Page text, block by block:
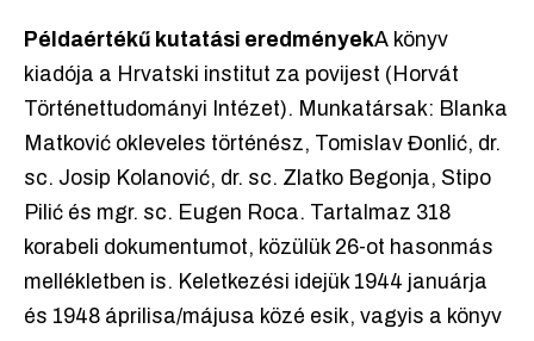
Példaértékű kutatási eredményekA könyv
kiadója a Hrvatski institut za povijest (Horvát
Történettudományi Intézet). Munkatársak: Blanka
Matković okleveles történész, Tomislav Đonlić, dr.
sc. Josip Kolanović, dr. sc. Zlatko Begonja, Stipo
Pilić és mgr. sc. Eugen Roca. Tartalmaz 318
korabeli dokumentumot, közülük 26-ot hasonmás
mellékletben is. Keletkezési idejük 1944 januárja
és 1948 áprilisa/májusa közé esik, vagyis a könyv